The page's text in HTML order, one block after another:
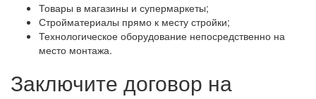
Товары в магазины и супермаркеты;
Стройматериалы прямо к месту стройки;
Технологическое оборудование непосредственно на
место монтажа.
Заключите договор на